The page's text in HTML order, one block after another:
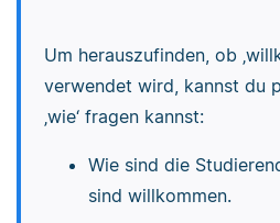
Um herauszufinden, ob
verwendet wird, kannst du
‚wie‘ fragen kannst:
Wie sind die
sind willkommen.